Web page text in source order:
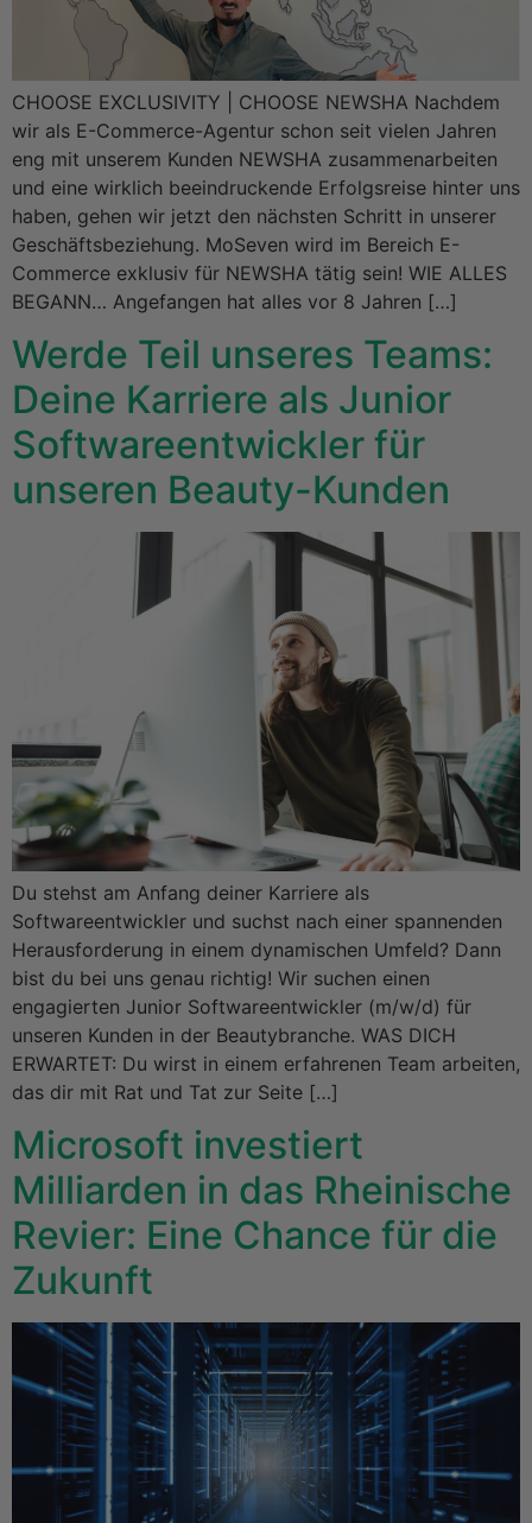
CHOOSE EXCLUSIVITY | CHOOSE NEWSHA Nachdem
wir als E-Commerce-Agentur schon seit vielen Jahren
eng mit unserem Kunden NEWSHA zusammenarbeiten
und eine wirklich beeindruckende Erfolgsreise hinter uns
haben, gehen wir jetzt den nächsten Schritt in unserer
Geschäftsbeziehung. MoSeven wird im Bereich E-
Commerce exklusiv für NEWSHA tätig sein! WIE ALLES
BEGANN… Angefangen hat alles vor 8 Jahren […]
Werde Teil unseres Teams:
Deine Karriere als Junior
Softwareentwickler für
unseren Beauty-Kunden
Du stehst am Anfang deiner Karriere als
Softwareentwickler und suchst nach einer spannenden
Herausforderung in einem dynamischen Umfeld? Dann
bist du bei uns genau richtig! Wir suchen einen
engagierten Junior Softwareentwickler (m/w/d) für
unseren Kunden in der Beautybranche. WAS DICH
ERWARTET: Du wirst in einem erfahrenen Team arbeiten,
das dir mit Rat und Tat zur Seite […]
Microsoft investiert
Milliarden in das Rheinische
Revier: Eine Chance für die
Zukunft